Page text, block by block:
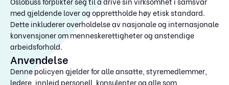
med gjeldende lover og opprettholde høy etisk standard.
Dette inkluderer overholdelse av nasjonale og internasjonale
konvensjoner om menneskerettigheter og anstendige
arbeidsforhold.
Anvendelse
Denne policyen gjelder for alle ansatte, styremedlemmer,
ledere, innleid personell, konsulenter og alle som